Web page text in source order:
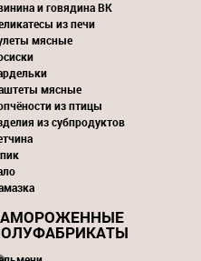
и говядина ВК
из печи
мясные
мясные
из птицы
из субпродуктов